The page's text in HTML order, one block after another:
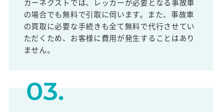
カーネクストでは、レッカーが必要となる事故車
の場合でも無料で引取に伺います。また、事故車
の買取に必要な手続きも全て無料で代行させてい
ただくため、お客様に費用が発生することはあり
ません。